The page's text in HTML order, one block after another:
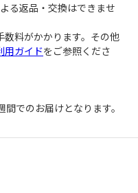
る返品・交換はできませ
数料がかかります。その他
用ガイドをご参照くださ
でのお届けとなります。